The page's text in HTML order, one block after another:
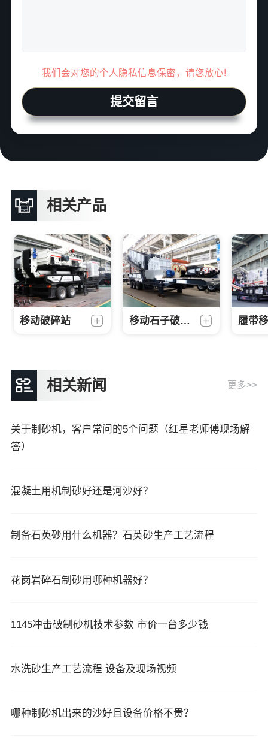
我们会对您的个人隐私信息保密，请您放心!
提交留言
相关产品
移动破碎站 移动石子破碎机
相关新闻 更多>>
关于制砂机，客户常问的5个问题（红星老师傅现场解
答）
混凝土用机制砂好还是河沙好？
制备石英砂用什么机器？石英砂生产工艺流程
花岗岩碎石制砂用哪种机器好？
1145冲击破制砂机技术参数 市价一台多少钱
水洗砂生产工艺流程 设备及现场视频
哪种制砂机出来的沙好且设备价格不贵？